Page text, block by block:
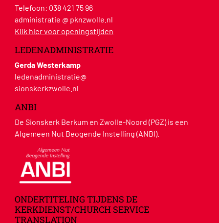
Telefoon: 038 421 75 96
administratie @ pknzwolle.nl
Klik hier voor openingstijden
LEDENADMINISTRATIE
Gerda Westerkamp
ledenadministratie@
sionskerkzwolle.nl
ANBI
De Sionskerk Berkum en Zwolle-Noord (PGZ) is een
Algemeen Nut Beogende Instelling (ANBI).
ONDERTITELING TIJDENS DE
KERKDIENST/CHURCH SERVICE
TRANSLATION